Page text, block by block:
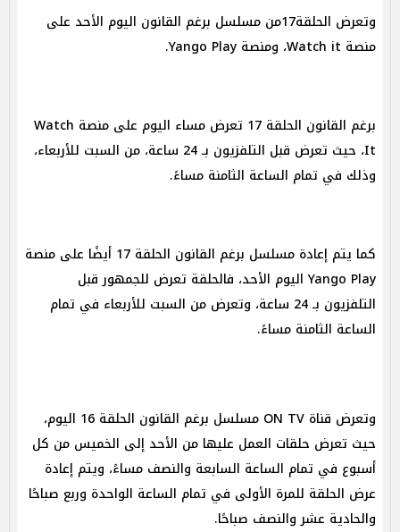
وتعرض الحلقة17من مسلسل برغم القانون اليوم الأحد على
منصة Watch it، ومنصة Yango Play.
برغم القانون الحلقة 17 تعرض مساء اليوم على منصة Watch
It، حيث تعرض قبل التلفزيون بـ 24 ساعة، من السبت للأربعاء،
وذلك في تمام الساعة الثامنة مساءً.
كما يتم إعادة مسلسل برغم القانون الحلقة 17 أيضًا على منصة
Yango Play اليوم الأحد، فالحلقة تعرض للجمهور قبل
التلفزيون بـ 24 ساعة، وتعرض من السبت للأربعاء في تمام
الساعة الثامنة مساءً.
وتعرض قناة ON TV مسلسل برغم القانون الحلقة 16 اليوم،
حيث تعرض حلقات العمل عليها من الأحد إلى الخميس من كل
أسبوع في تمام الساعة السابعة والنصف مساءً، ويتم إعادة
عرض الحلقة للمرة الأولى في تمام الساعة الواحدة وربع صباحًا
والحادية عشر والنصف صباحًا.